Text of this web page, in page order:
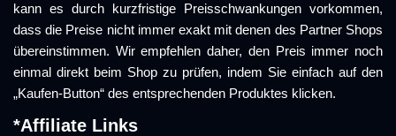
kann es durch kurzfristige Preisschwankungen vorkommen,
dass die Preise nicht immer exakt mit denen des Partner Shops
übereinstimmen. Wir empfehlen daher, den Preis immer noch
einmal direkt beim Shop zu prüfen, indem Sie einfach auf den
„Kaufen-Button“ des entsprechenden Produktes klicken.
*Affiliate Links